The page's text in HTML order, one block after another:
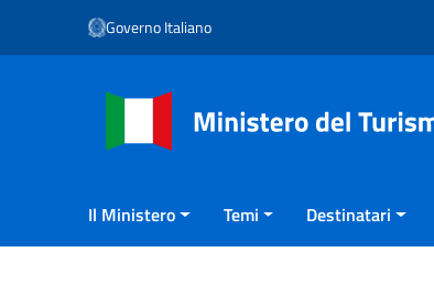
Vai ai contenuti
Vai al menu di navigazione
Governo Italiano
Il Ministero Temi Destinatari